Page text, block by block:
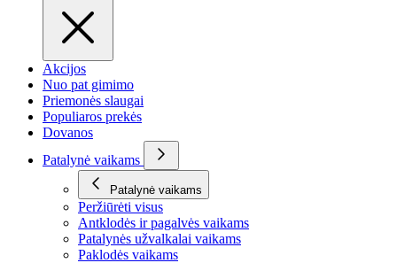
Akcijos
Nuo pat gimimo
Priemonės slaugai
Populiaros prekės
Dovanos
Patalynė vaikams
Patalynė vaikams
Peržiūrėti visus
Antklodės ir pagalvės vaikams
Patalynės užvalkalai vaikams
Paklodės vaikams